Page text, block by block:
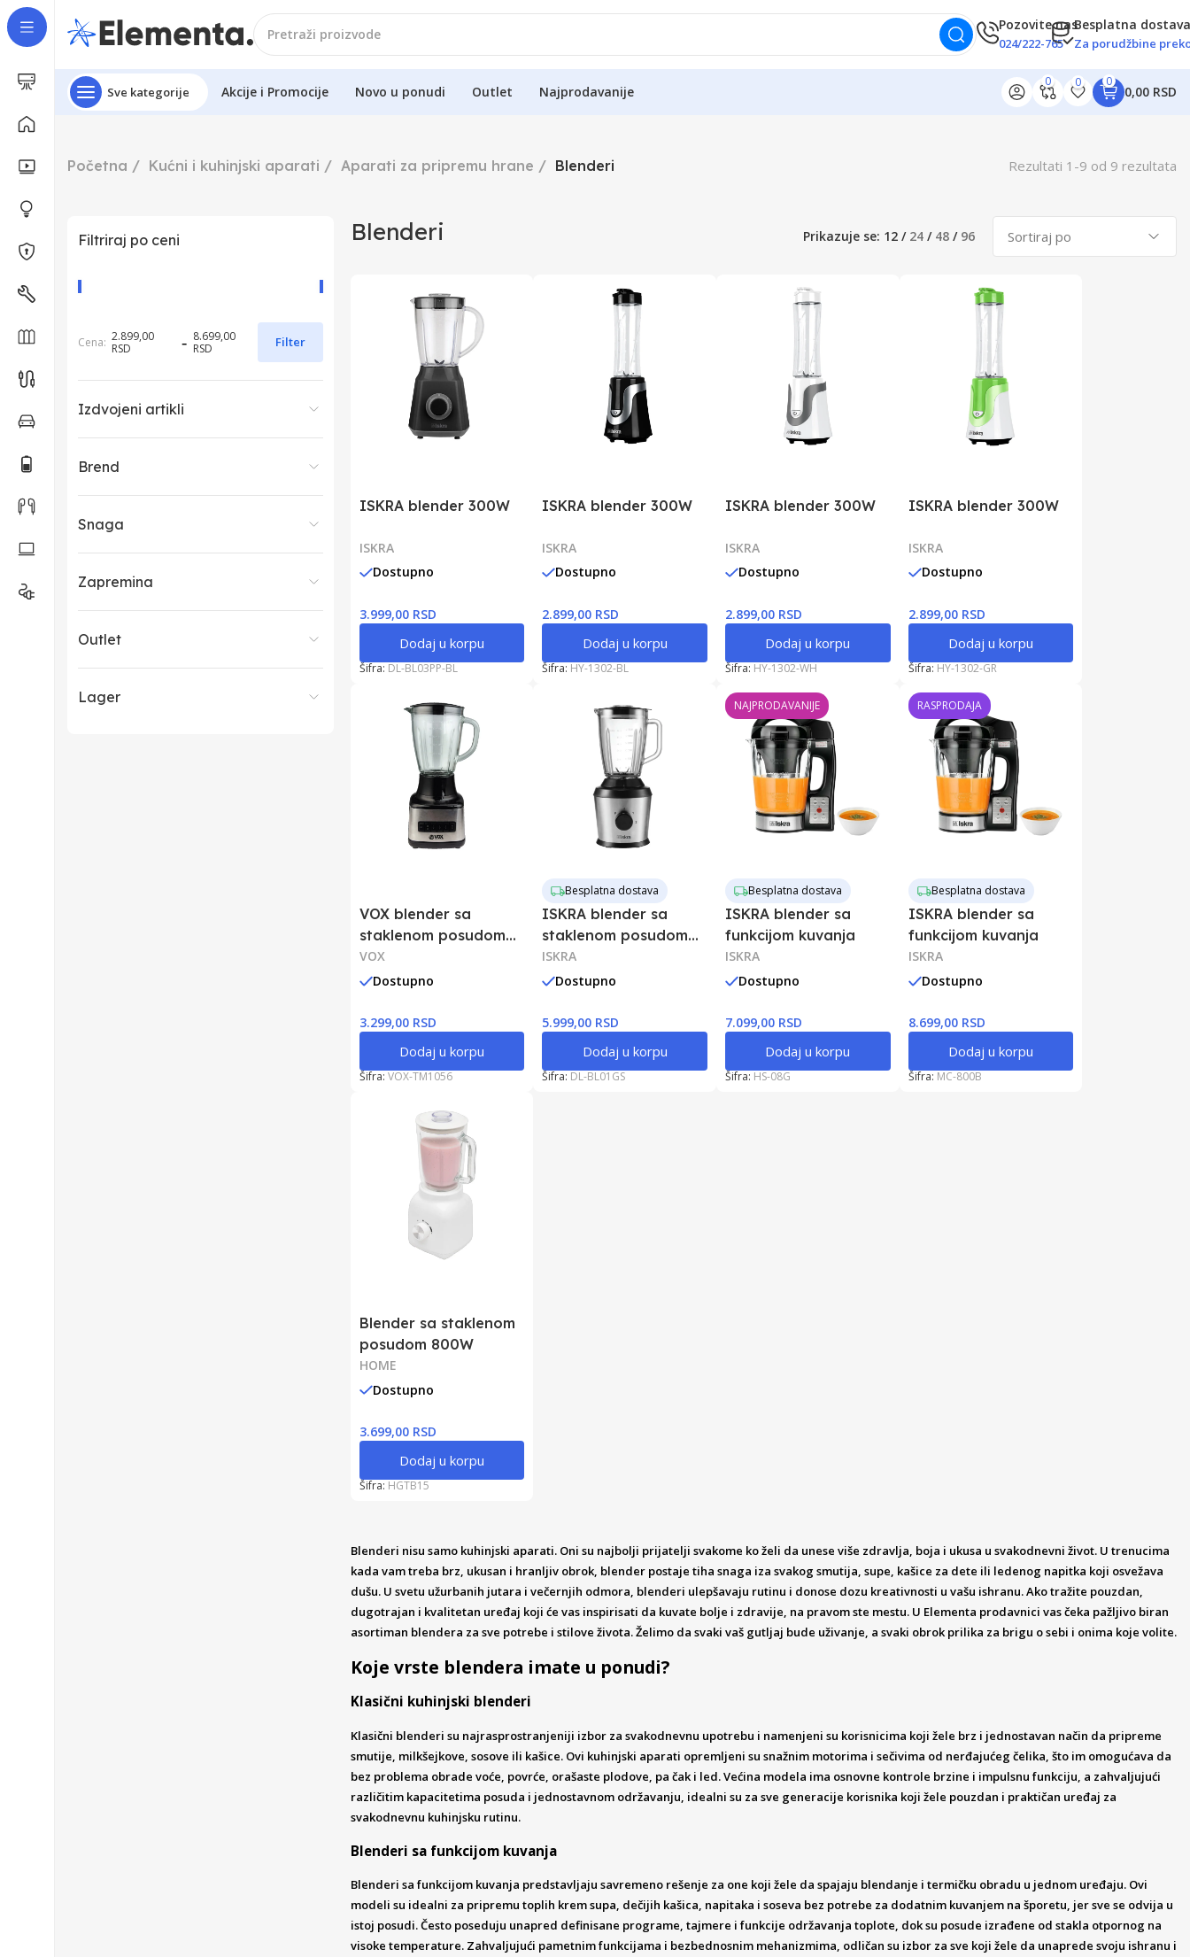
Pozovite nas
024/222-765
Besplatna
Za porudžbine
Sve kategorije Akcije i Promocije Novo u ponudi Outlet Najprodavanije
0 0 0
0,00 RSD
Početna Kućni i kuhinjski aparati Aparati za pripremu hrane Blenderi Rezultati 1 -9 od 9 rezultata
Filtriraj po ceni
Cena: 2.899,00
RSD
- 8.699,00
RSD
Filter
Izdvojeni artikli
Brend
Snaga
Zapremina
Outlet
Lager
Blenderi Prikazuje se: 12 / 24 / 48 / 96
ISKRA blender 300W
ISKRA
Dostupno
3.999,00 RSD
Dodaj u korpu
Šifra: DL-BL03PP-BL
ISKRA blender 300W
ISKRA
Dostupno
2.899,00 RSD
Dodaj u korpu
Šifra: HY-1302-BL
ISKRA blender 300W
ISKRA
Dostupno
2.899,00 RSD
Dodaj u korpu
Šifra: HY-1302-WH
ISKRA blender 300W
ISKRA
Dostupno
2.899,00 RSD
Dodaj u korpu
Šifra: HY-1302-GR
VOX blender sa
staklenom posudom
500W
VOX
Dostupno
3.299,00 RSD
Dodaj u korpu
Šifra: VOX-TM1056
Besplatna dostava
ISKRA blender sa
staklenom posudom
500W
ISKRA
Dostupno
5.999,00 RSD
Dodaj u korpu
Šifra: DL-BL01GS
NAJPRODAVANIJE
Besplatna dostava
ISKRA blender sa
funkcijom kuvanja
ISKRA
Dostupno
7.099,00 RSD
Dodaj u korpu
Šifra: HS-08G
RASPRODAJA
Besplatna dostava
ISKRA blender sa
funkcijom kuvanja
ISKRA
Dostupno
8.699,00 RSD
Dodaj u korpu
Šifra: MC-800B
Blender sa staklenom
posudom 800W
HOME
Dostupno
3.699,00 RSD
Dodaj u korpu
Šifra: HGTB15
Blenderi nisu samo kuhinjski aparati. Oni su najbolji prijatelji svakome ko želi da unese više zdravlja, boja i ukusa u svakodnevni život. U trenucima
kada vam treba brz, ukusan i hranljiv obrok, blender postaje tiha snaga iza svakog smutija, supe, kašice za dete ili ledenog napitka koji osvežava
dušu. U svetu užurbanih jutara i večernjih odmora, blenderi ulepšavaju rutinu i donose dozu kreativnosti u vašu ishranu. Ako tražite pouzdan,
dugotrajan i kvalitetan uređaj koji će vas inspirisati da kuvate bolje i zdravije, na pravom ste mestu. U Elementa prodavnici vas čeka pažljivo biran
asortiman blendera za sve potrebe i stilove života. Želimo da svaki vaš gutljaj bude uživanje, a svaki obrok prilika za brigu o sebi i onima koje volite.
Koje vrste blendera imate u ponudi?
Klasični kuhinjski blenderi
Klasični blenderi su najrasprostranjeniji izbor za svakodnevnu upotrebu i namenjeni su korisnicima koji žele brz i jednostavan način da pripreme
smutije, milkšejkove, sosove ili kašice. Ovi kuhinjski aparati opremljeni su snažnim motorima i sečivima od nerđajućeg čelika, što im omogućava da
bez problema obrade voće, povrće, orašaste plodove, pa čak i led. Većina modela ima osnovne kontrole brzine i impulsnu funkciju, a zahvaljujući
različitim kapacitetima posuda i jednostavnom održavanju, idealni su za sve generacije korisnika koji žele pouzdan i praktičan uređaj za
svakodnevnu kuhinjsku rutinu.
Blenderi sa funkcijom kuvanja
Blenderi sa funkcijom kuvanja predstavljaju savremeno rešenje za one koji žele da spajaju blendanje i termičku obradu u jednom uređaju. Ovi
modeli su idealni za pripremu toplih krem supa, dečijih kašica, napitaka i soseva bez potrebe za dodatnim kuvanjem na šporetu, jer sve se odvija u
istoj posudi. Često poseduju unapred definisane programe, tajmere i funkcije održavanja toplote, dok su posude izrađene od stakla otpornog na
visoke temperature. Zahvaljujući pametnim funkcijama i bezbednosnim mehanizmima, odličan su izbor za sve koji žele da unaprede svoju ishranu i